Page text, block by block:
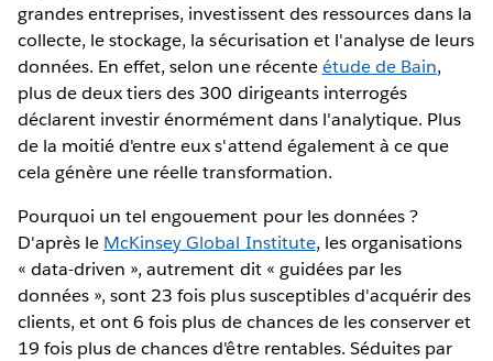
grandes entreprises, investissent des ressources dans la
collecte, le stockage, la sécurisation et l'analyse de leurs
données. En effet, selon une récenteétude de Bain,
plus de deux tiers des 300 dirigeants interrogés
déclarent investir énormément dans l'analytique. Plus
de la moitié d'entre eux s'attend également à ce que
cela génère une réelle transformation.
Pourquoi un tel engouement pour les données ?
D'après le McKinsey Global Institute, les organisations
« data-driven », autrement dit « guidées par les
données », sont 23 fois plus susceptibles d'acquérir des
clients, et ont 6 fois plus de chances de les conserver et
19 fois plus de chances d'être rentables. Séduites par